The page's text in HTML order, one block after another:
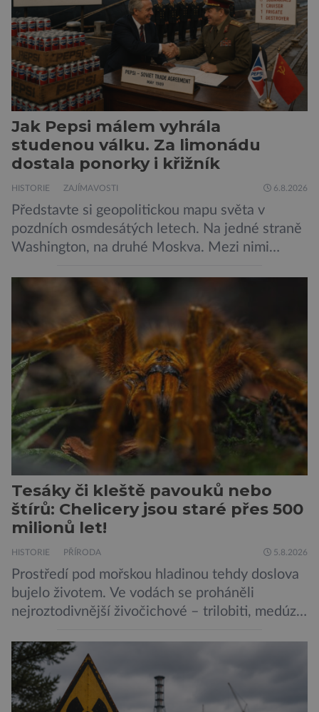
Jak Pepsi málem vyhrála
studenou válku. Za limonádu
dostala ponorky i křižník
HISTORIE ZAJÍMAVOSTI 6.8.2026
Představte si geopolitickou mapu světa v
pozdních osmdesátých letech. Na jedné straně
Washington, na druhé Moskva. Mezi nimi
padesátkrát dokola, železná opona a miliony
vojáků v permanentní pohotovosti. A pak je tu
Donald Kendall, generální ředitel společnosti
PepsiCo, který se v květnu roku 1989 stává
admirálem flotily, jež čítá sedmnáct […]
Tesáky či kleště pavouků nebo
štírů: Chelicery jsou staré přes 500
milionů let!
HISTORIE PŘÍRODA 5.8.2026
Prostředí pod mořskou hladinou tehdy doslova
bujelo životem. Ve vodách se proháněli
nejroztodivnější živočichové – trilobiti, medúzy
prazvláštní stonožce podobný tvor, který měl
zárodky zbraní typických pro dnešní pavouky.
Pavouci, štíři či klíšťata jsou členovci patřící do
skupiny klepítkatců. Vyznačují se takzvanými